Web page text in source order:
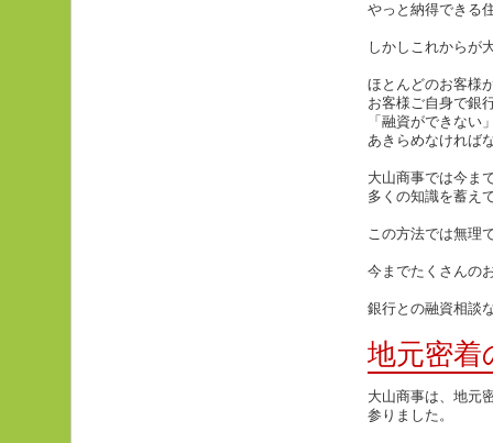
やっと納得できる
しかしこれからが
ほとんどのお客様
お客様ご自身で銀
「融資ができない
あきらめなければ
大山商事では今ま
多くの知識を蓄え
この方法では無理
今までたくさんの
銀行との融資相談
地元密着
大山商事は、地元
参りました。